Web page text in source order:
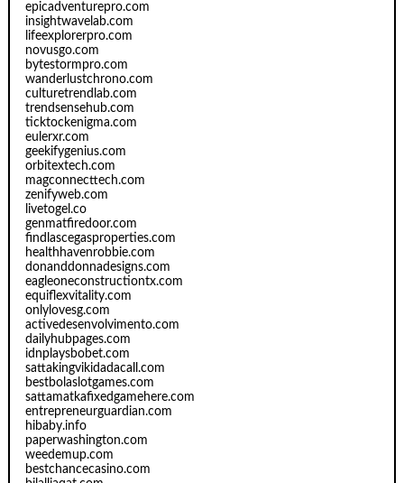
epicadventurepro.com
insightwavelab.com
lifeexplorerpro.com
novusgo.com
bytestormpro.com
wanderlustchrono.com
culturetrendlab.com
trendsensehub.com
ticktockenigma.com
eulerxr.com
geekifygenius.com
orbitextech.com
magconnecttech.com
zenifyweb.com
livetogel.co
genmatfiredoor.com
findlascegasproperties.com
healthhavenrobbie.com
donanddonnadesigns.com
eagleoneconstructiontx.com
equiflexvitality.com
onlylovesg.com
activedesenvolvimento.com
dailyhubpages.com
idnplaysbobet.com
sattakingvikidadacall.com
bestbolaslotgames.com
sattamatkafixedgamehere.com
entrepreneurguardian.com
hibaby.info
paperwashington.com
weedemup.com
bestchancecasino.com